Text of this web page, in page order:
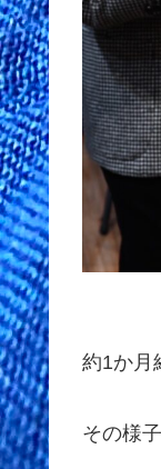
約1か月
その様